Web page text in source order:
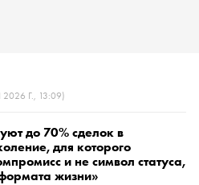
Г., 13:09)
до 70% сделок в
для которого
и не символ статуса,
жизни»